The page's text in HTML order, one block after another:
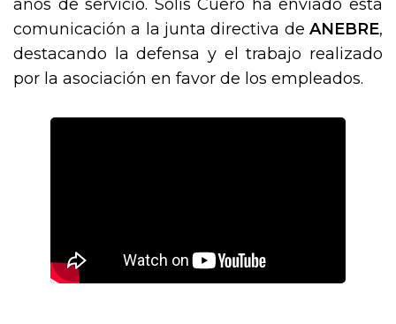
años de servicio. Solís Cuero ha enviado esta
comunicación a la junta directiva de ANEBRE,
destacando la defensa y el trabajo realizado
por la asociación en favor de los empleados.